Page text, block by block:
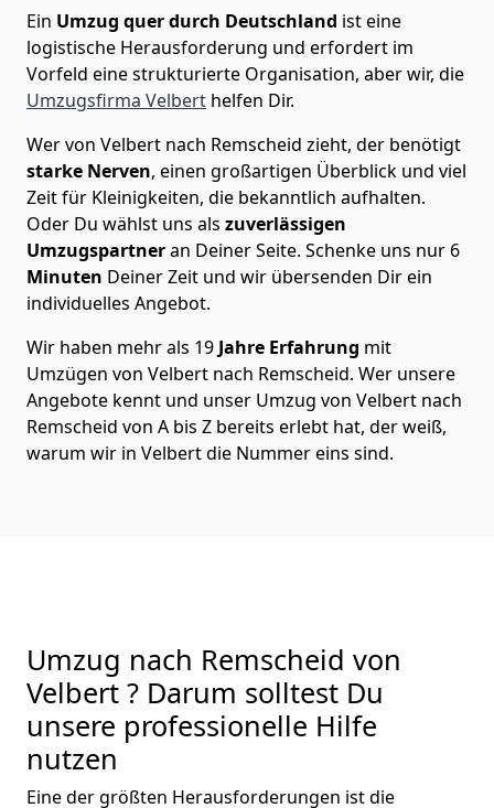
Ein Umzug quer durch Deutschland ist eine
logistische Herausforderung und erfordert im
Vorfeld eine strukturierte Organisation, aber wir, die
Umzugsfirma Velbert helfen Dir.
Wer von Velbert nach Remscheid zieht, der benötigt
starke Nerven, einen großartigen Überblick und viel
Zeit für Kleinigkeiten, die bekanntlich aufhalten.
Oder Du wählst uns als zuverlässigen
Umzugspartneran Deiner Seite. Schenke uns nur 6
Minuten Deiner Zeit und wir übersenden Dir ein
individuelles Angebot.
Wir haben mehr als 19 Jahre Erfahrung mit
Umzügen von Velbert nach Remscheid. Wer unsere
Angebote kennt und unser Umzug von Velbert nach
Remscheid von A bis Z bereits erlebt hat, der weiß,
warum wir in Velbert die Nummer eins sind.
Umzug nach Remscheid von
Velbert ? Darum solltest Du
unsere professionelle Hilfe
nutzen
Eine der größten Herausforderungen ist die